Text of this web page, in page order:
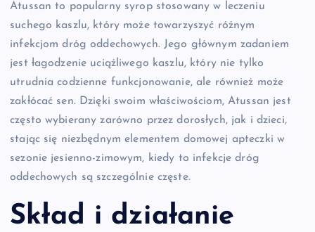
Atussan to popularny syrop stosowany w leczeniu
suchego kaszlu, który może towarzyszyć różnym
infekcjom dróg oddechowych. Jego głównym zadaniem
jest łagodzenie uciążliwego kaszlu, który nie tylko
utrudnia codzienne funkcjonowanie, ale również może
zakłócać sen. Dzięki swoim właściwościom, Atussan jest
często wybierany zarówno przez dorosłych, jak i dzieci,
stając się niezbędnym elementem domowej apteczki w
sezonie jesienno-zimowym, kiedy to infekcje dróg
oddechowych są szczególnie częste.
Skład i działanie